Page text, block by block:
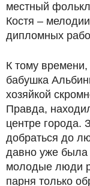
местный
Костя –
дипломных
К тому времени,
бабушка
хозяйкой
Правда,
центре города.
добраться до
давно уже была
молодые люди
парня только